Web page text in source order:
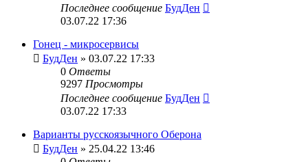
Последнее сообщение БудДен
03.07.22 17:36
Гонец - микросервисы
БудДен » 03.07.22 17:33
0 Ответы
9297 Просмотры
Последнее сообщение БудДен
03.07.22 17:33
Варианты русскоязычного Оберона
БудДен » 25.04.22 13:46